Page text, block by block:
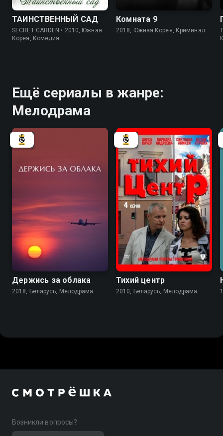
ТАИНСТВЕННЫЙ САД
SECRET GARDEN • 2010, Южная
Корея, Комедия
Комната 9
2018, Южная Корея, Криминал
Ещё сериалы в жанре:
Мелодрама
7.0
Держись за облака
2018, Беларусь, Мелодрама
6.0
Тихий центр
2010, Беларусь, Мелодрама
Возникли вопросы?